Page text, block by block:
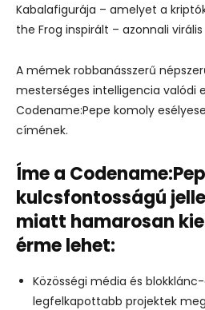
Kabalafigurája – amelyet a
the Frog inspirált – azonnali
A mémek robbanásszerű
mesterséges intelligencia valódi
Codename:Pepe komoly
címének.
Íme a
kulcsfontosságú
miatt hamarosan
érme lehet:
Közösségi média és
legfelkapottabb projektek